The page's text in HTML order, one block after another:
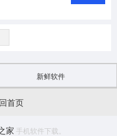
新鲜软件
首页
家 手机软件下载。